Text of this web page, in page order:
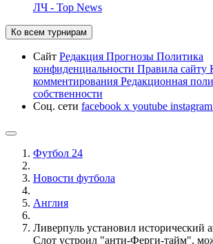
ЛЧ - Top News
Ко всем турнирам
Сайт Редакция Прогнозы Политика
конфиденциальности Правила сайту
комментирования Редакционная
собственности
Соц. сети facebook x youtube instagram
Футбол 24
Новости футбола
Англия
Ливерпуль установил исторический
Слот устроил "анти-Ферги-тайм",